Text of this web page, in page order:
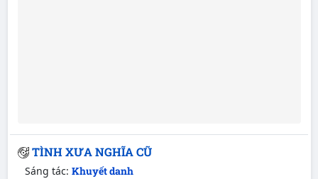
TÌNH XƯA NGHĨA CŨ
Sáng tác: Khuyết danh